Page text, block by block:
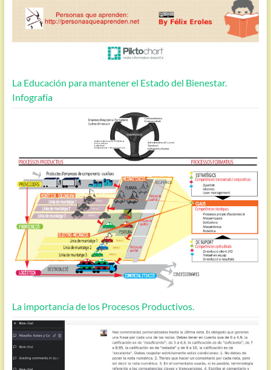
La Educación para mantener el Estado del Bienestar.
Infografía
La importancia de los Procesos Productivos.